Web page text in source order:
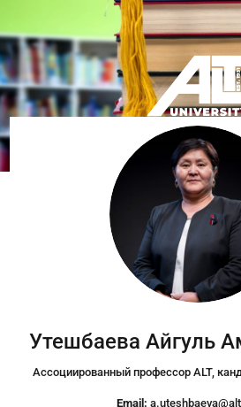
Утешбаева Айгуль
Ассоциированный профессор ALT,
Email: